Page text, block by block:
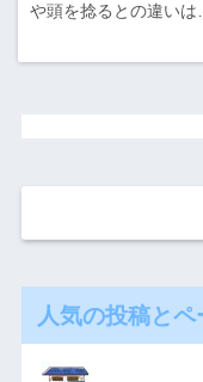
や頭を捻るとの違い
人気の投稿とペ